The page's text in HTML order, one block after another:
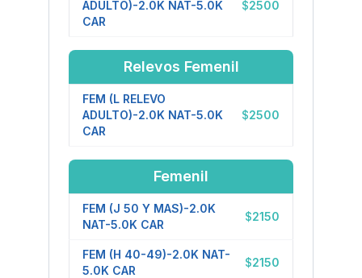
ADULTO)-2.0K NAT-5.0K
CAR
$2500
Relevos Femenil
FEM (L RELEVO
ADULTO)-2.0K NAT-5.0K
CAR
$2500
Femenil
FEM (J 50 Y MAS)-2.0K
NAT-5.0K CAR
$2150
FEM (H 40-49)-2.0K NAT-
5.0K CAR
$2150